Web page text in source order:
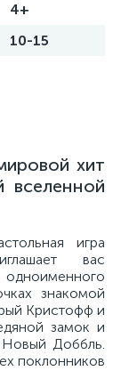
4+
10-15
хит
вселенной
игра
вас
знакомой
Кристофф и
замок и
Новый Доббль.
поклонников